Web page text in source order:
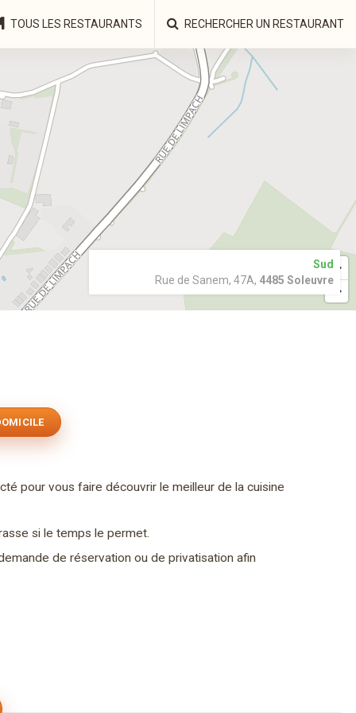
TOUS LES RESTAURANTS RECHERCHER UN RESTAURANT
Sud
Rue de Sanem, 47A, 4485 Soleuvre
pour vous faire découvrir le meilleur de la cuisine
si le temps le permet.
de réservation ou de privatisation afin